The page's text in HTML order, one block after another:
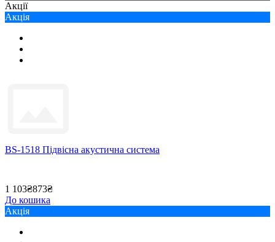
Акції
Акція
BS-1518 Підвісна акустична система
1 103₴873₴
До кошика
Акція